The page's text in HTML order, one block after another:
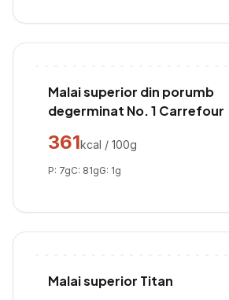
Malai superior din porumb
degerminat No. 1 Carrefour
361kcal / 100g
P: 7gC: 81gG: 1g
Malai superior Titan